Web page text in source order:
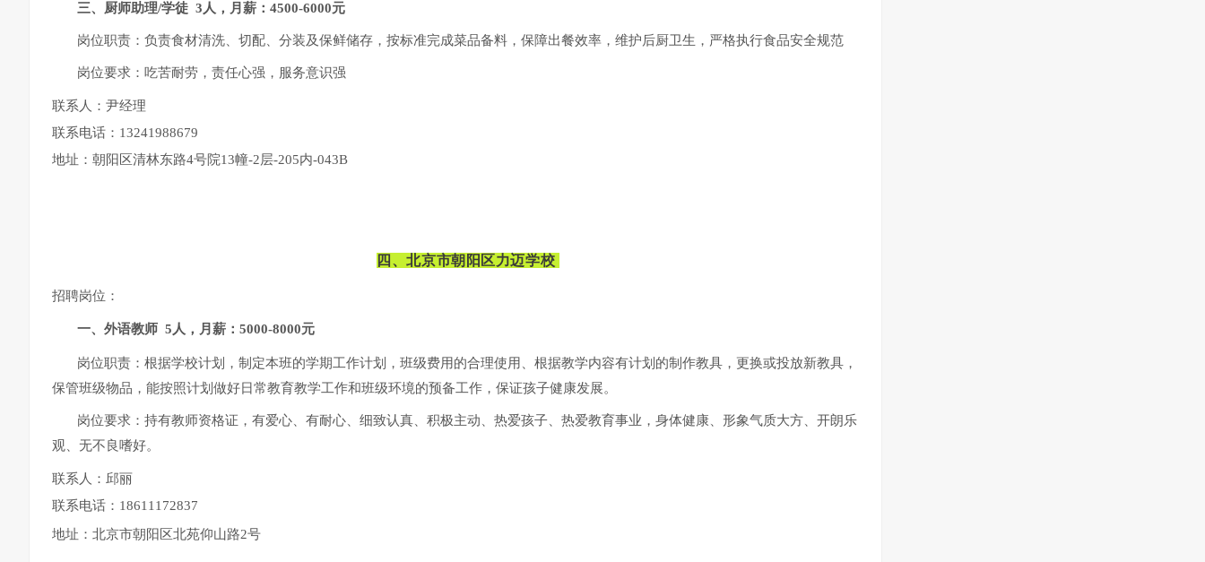
三、 厨师助理/学徒 3人，月薪：4500-6000元
岗位职责：负责食材清洗、切配、分装及保鲜储存，按标准完成菜品备料，保障出餐效率，维护后厨卫生，严格执行食品安全规范
岗位要求：吃苦耐劳，责任心强，服务意识强
联系人：尹经理
联系电话：13241988679
地址：朝阳区清林东路4号院13幢-2层-205内-043B
四、北京市朝阳区力迈学校
招聘岗位：
一、外语教师 5人，月薪：5000-8000元
岗位职责：根据学校计划，制定本班的学期工作计划，班级费用的合理使用、根据教学内容有计划的制作教具，更换或投放新教具，
保管班级物品，能按照计划做好日常教育教学工作和班级环境的预备工作，保证孩子健康发展。
岗位要求：持有教师资格证，有爱心、有耐心、细致认真、积极主动、热爱孩子、热爱教育事业，身体健康、形象气质大方、开朗乐
观、无不良嗜好。
联系人：邱丽
联系电话：18611172837
地址：北京市朝阳区北苑仰山路2号